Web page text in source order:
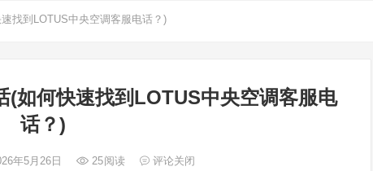
找到LOTUS中央空调客服电话？)
(如何快速找到LOTUS中央空调客服电
话？)
年5月26日 25阅读 评论关闭